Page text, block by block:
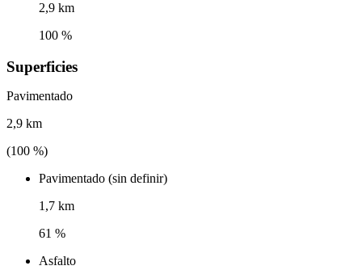
2,9 km
100 %
Superficies
Pavimentado
2,9 km
(100 %)
Pavimentado (sin definir)
1,7 km
61 %
Asfalto